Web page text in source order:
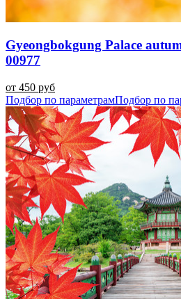
Gyeongbokgung Palace
00977
от 450 руб
Подбор по параметрамПодбор по